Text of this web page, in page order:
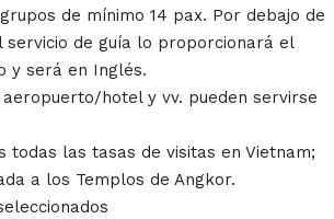
de mínimo 14 pax. Por debajo de
servicio de guía lo proporcionará el
y será en Inglés.
hotel y vv. pueden servirse
todas las tasas de visitas en Vietnam;
a los Templos de Angkor.